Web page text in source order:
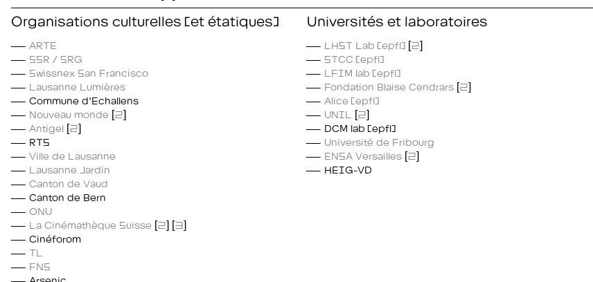
Organisations culturelles (et étatiques)
ARTE
SSR / SRG
Swissnex San Francisco
Lausanne Lumières
Commune d'Echallens
Nouveau monde [2]
Antigel[2]
RTS
Ville de Lausanne
Lausanne Jardin
Canton de Vaud
Canton de Bern
ONU
La Cinémathèque Suisse [2] [3]
Cinéforom
TL
FNS
Arsenic
Universités et laboratoires
LHST Lab (epfl) [2]
STCC (epfl)
LFIM lab (epfl)
Fondation Blaise Cendrars [2]
Alice (epfl)
UNIL
[2]
DCM lab (epfl)
Université de Fribourg
ENSA Versailles [2]
HEIG-VD